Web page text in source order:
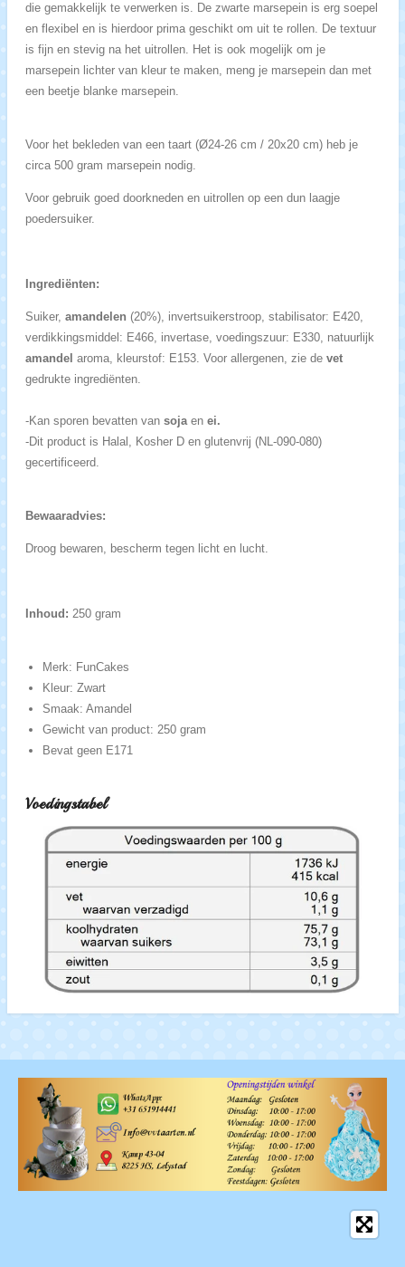
die gemakkelijk te verwerken is. De zwarte marsepein is erg soepel
en flexibel en is hierdoor prima geschikt om uit te rollen. De textuur
is fijn en stevig na het uitrollen. Het is ook mogelijk om je
marsepein lichter van kleur te maken, meng je marsepein dan met
een beetje blanke marsepein.
Voor het bekleden van een taart (Ø24-26 cm / 20x20 cm) heb je
circa 500 gram marsepein nodig.
Voor gebruik goed doorkneden en uitrollen op een dun laagje
poedersuiker.
Ingrediënten:
Suiker, amandelen (20%), invertsuikerstroop, stabilisator: E420,
verdikkingsmiddel: E466, invertase, voedingszuur: E330, natuurlijk
amandel aroma, kleurstof: E153. Voor allergenen, zie de vet
gedrukte ingrediënten.
-Kan sporen bevatten van soja enei.
-Dit product is Halal, Kosher D en glutenvrij (NL-090-080)
gecertificeerd.
Bewaaradvies:
Droog bewaren, bescherm tegen licht en lucht.
Inhoud: 250 gram
Merk: FunCakes
Kleur: Zwart
Smaak: Amandel
Gewicht van product: 250 gram
Bevat geen E171
Voedingstabel